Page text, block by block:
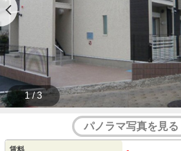
1 / 3
パノラマ写真を見る